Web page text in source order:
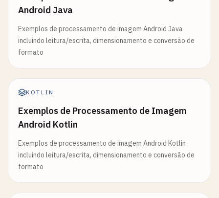
Android Java
Exemplos de processamento de imagem Android Java
incluindo leitura/escrita, dimensionamento e conversão de
formato
KOTLIN
Exemplos de Processamento de Imagem
Android Kotlin
Exemplos de processamento de imagem Android Kotlin
incluindo leitura/escrita, dimensionamento e conversão de
formato